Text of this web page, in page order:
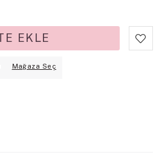
Mağaza Seç